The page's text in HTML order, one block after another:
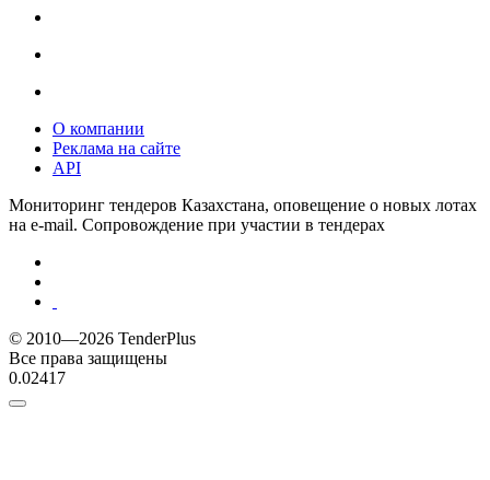
О компании
Реклама на сайте
API
Мониторинг тендеров Казахстана, оповещение о новых лотах
на e-mail. Сопровождение при участии в тендерах
© 2010—2026 TenderPlus
Все права защищены
0.02417